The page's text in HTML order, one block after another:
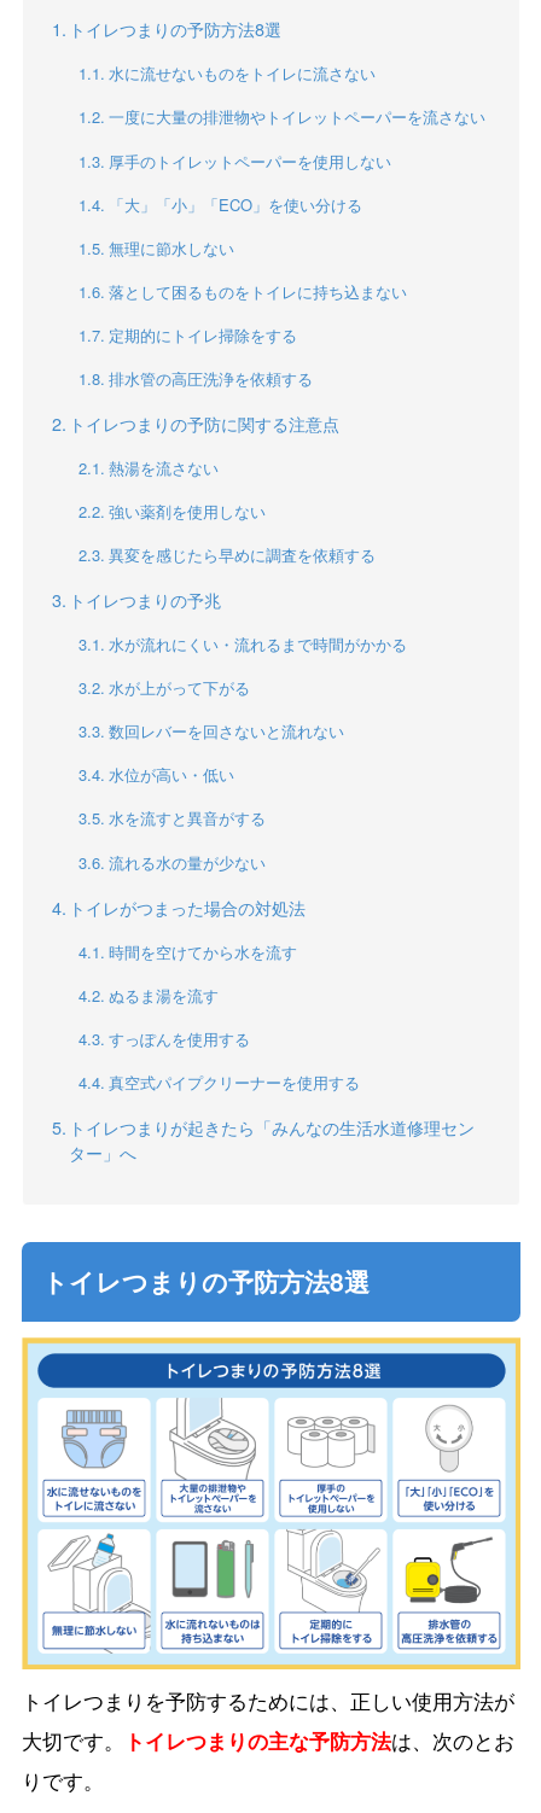
トイレつまりの予防方法8選
水に流せないものをトイレに流さない
一度に大量の排泄物やトイレットペーパーを流さない
厚手のトイレットペーパーを使用しない
「大」「小」「ECO」を使い分ける
無理に節水しない
落として困るものをトイレに持ち込まない
定期的にトイレ掃除をする
排水管の高圧洗浄を依頼する
トイレつまりの予防に関する注意点
熱湯を流さない
強い薬剤を使用しない
異変を感じたら早めに調査を依頼する
トイレつまりの予兆
水が流れにくい・流れるまで時間がかかる
水が上がって下がる
数回レバーを回さないと流れない
水位が高い・低い
水を流すと異音がする
流れる水の量が少ない
トイレがつまった場合の対処法
時間を空けてから水を流す
ぬるま湯を流す
すっぽんを使用する
真空式パイプクリーナーを使用する
トイレつまりが起きたら「みんなの生活水道修理セン
ター」へ
トイレつまりの予防方法8選
トイレつまりを予防するためには、正しい使用方法が
大切です。
トイレつまりの主な予防方法は、次のとお
りです。